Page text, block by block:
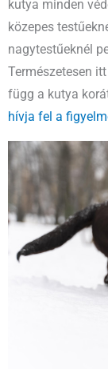
kutya minden
közepes
nagytestűeknél
Természetesen
függ a kutya
hívja fel a